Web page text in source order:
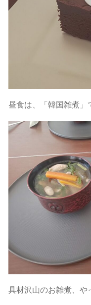
昼食は、「韓国雑煮」
具材沢山のお雑煮、や